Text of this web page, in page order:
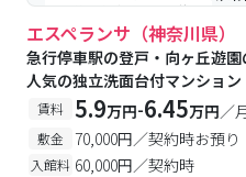
#予約受付中 #空室待ち
エスペランサ（神奈川県）
急行停車駅の登戸・向ヶ丘遊
人気の独立洗面台付マンション
賃料 5.9万円-6.45万円／
敷金 70,000円／契約時お預り
入館料 60,000円／契約時